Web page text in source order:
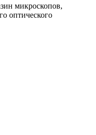
микроскопов,
оптического